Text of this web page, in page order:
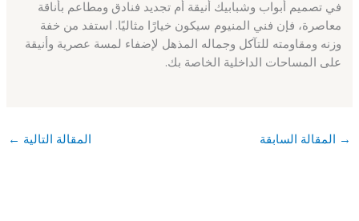
في تصميم أبواب وشبابيك أنيقة أم تجديد فنادق ومطاعم بأناقة
معاصرة، فإن فني المنيوم سيكون خيارًا مثاليًا. استفد من خفة
وزنه ومقاومته للتآكل وجماله المذهل لإضفاء لمسة عصرية وأنيقة
على المساحات الداخلية الخاصة بك.
→ المقالة السابقة المقالة التالية ←